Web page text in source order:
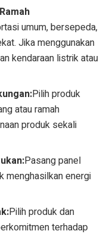
umum, bersepeda,
Jika menggunakan
kendaraan listrik atau
Pilih produk
atau ramah
produk sekali
Pasang panel
menghasilkan energi
Pilih produk dan
terhadap